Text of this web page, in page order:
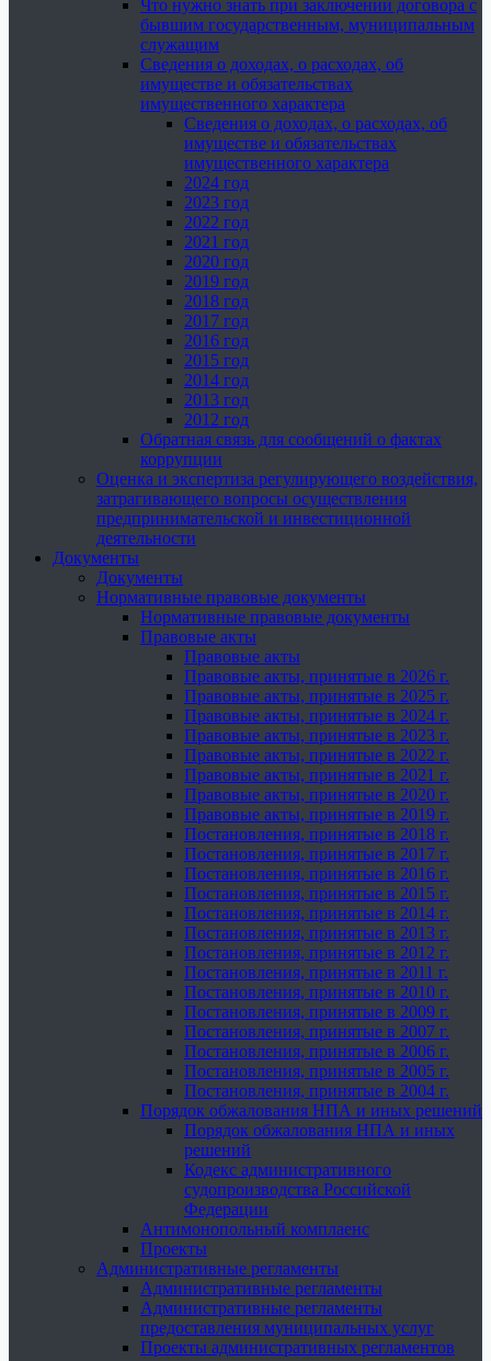
Что нужно знать при заключении договора с
бывшим государственным, муниципальным
служащим
Сведения о доходах, о расходах, об
имуществе и обязательствах
имущественного характера
Сведения о доходах, о расходах, об
имуществе и обязательствах
имущественного характера
2024 год
2023 год
2022 год
2021 год
2020 год
2019 год
2018 год
2017 год
2016 год
2015 год
2014 год
2013 год
2012 год
Обратная связь для сообщений о фактах
коррупции
Оценка и экспертиза регулирующего воздействия,
затрагивающего вопросы осуществления
предпринимательской и инвестиционной
деятельности
Документы
Документы
Нормативные правовые документы
Нормативные правовые документы
Правовые акты
Правовые акты
Правовые акты, принятые в 2026 г.
Правовые акты, принятые в 2025 г.
Правовые акты, принятые в 2024 г.
Правовые акты, принятые в 2023 г.
Правовые акты, принятые в 2022 г.
Правовые акты, принятые в 2021 г.
Правовые акты, принятые в 2020 г.
Правовые акты, принятые в 2019 г.
Постановления, принятые в 2018 г.
Постановления, принятые в 2017 г.
Постановления, принятые в 2016 г.
Постановления, принятые в 2015 г.
Постановления, принятые в 2014 г.
Постановления, принятые в 2013 г.
Постановления, принятые в 2012 г.
Постановления, принятые в 2011 г.
Постановления, принятые в 2010 г.
Постановления, принятые в 2009 г.
Постановления, принятые в 2007 г.
Постановления, принятые в 2006 г.
Постановления, принятые в 2005 г.
Постановления, принятые в 2004 г.
Порядок обжалования НПА и иных решений
Порядок обжалования НПА и иных
решений
Кодекс административного
судопроизводства Российской
Федерации
Антимонопольный комплаенс
Проекты
Административные регламенты
Административные регламенты
Административные регламенты
предоставления муниципальных услуг
Проекты административных регламентов